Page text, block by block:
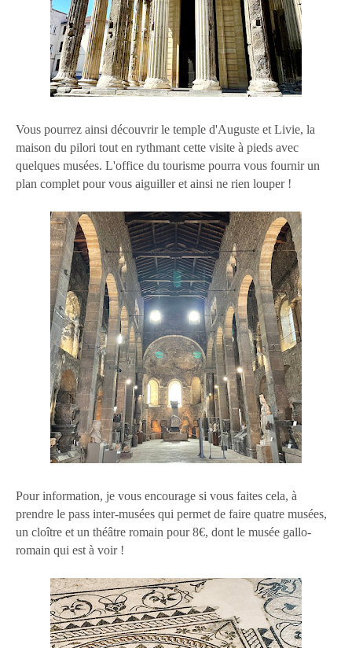
Vous pourrez ainsi découvrir le temple d'Auguste et Livie, la
maison du pilori tout en rythmant cette visite à pieds avec
quelques musées. L'office du tourisme pourra vous fournir un
plan complet pour vous aiguiller et ainsi ne rien louper !
Pour information, je vous encourage si vous faites cela, à
prendre le pass inter-musées qui permet de faire quatre musées,
un cloître et un théâtre romain pour 8€, dont le musée gallo-
romain qui est à voir !